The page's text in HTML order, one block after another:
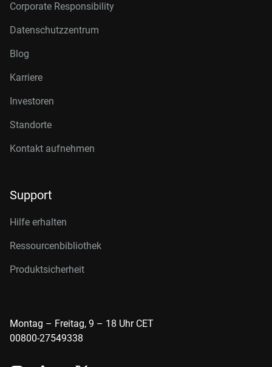
Corporate Responsibility
Datenschutzzentrum
Blog
Karriere
Investoren
Standorte
Kontakt aufnehmen
Support
Hilfe erhalten
Ressourcenbibliothek
Produktsicherheit
Montag – Freitag, 9 – 18 Uhr CET
00800-27549338